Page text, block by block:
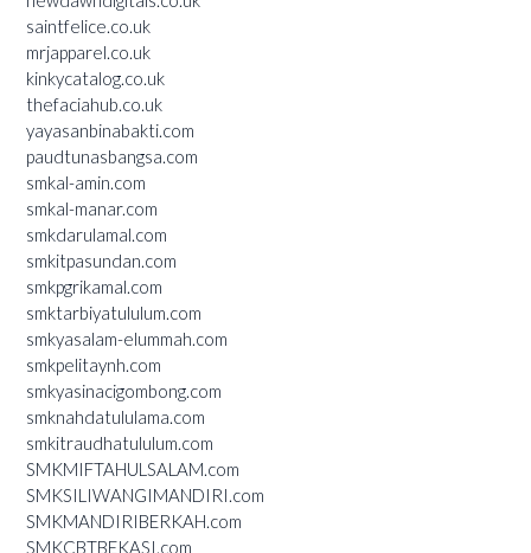
saintfelice.co.uk
mrjapparel.co.uk
kinkycatalog.co.uk
thefaciahub.co.uk
yayasanbinabakti.com
paudtunasbangsa.com
smkal-amin.com
smkal-manar.com
smkdarulamal.com
smkitpasundan.com
smkpgrikamal.com
smktarbiyatululum.com
smkyasalam-elummah.com
smkpelitaynh.com
smkyasinacigombong.com
smknahdatululama.com
smkitraudhatululum.com
SMKMIFTAHULSALAM.com
SMKSILIWANGIMANDIRI.com
SMKMANDIRIBERKAH.com
SMKCBTBEKASI.com